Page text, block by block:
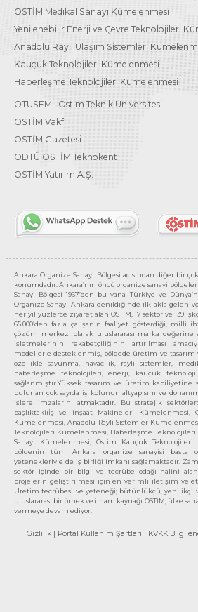
OSTİM Medikal Sanayi Kümelenmesi
Yenilenebilir Enerji ve Çevre Teknolojileri
Anadolu Raylı Ulaşım Sistemleri
Kauçuk Teknolojileri Kümelenmesi
Haberleşme Teknolojileri Kümelenmesi
OTÜSEM | Ostim Teknik Üniversitesi
OSTİM Vakfı
OSTİM Gazetesi
ODTÜ OSTİM Teknokent
OSTİM Yatırım A.Ş.
Ankara Organize Sanayi Bölgesi açısından diğer bir
konumdadır. Ankara’nın öncü organize sanayi
Sanayi Bölgesi 1967’den bu yana Türkiye ve
Organize Sanayi Ankara denildiğinde ilk akla gelen
her yıl yüzlerce ziyaret alan OSTİM, 17 sektör ve 139
65.000’den fazla çalışanın faaliyet gösterdiği, milli
çözüm merkezi olarak uluslararası marka değerine
işletmelerinin rekabetçiliğinin artırılması
modellerle desteklenmiş, bölgede üretim ve
özellikle savunma, havacılık, raylı sistemler,
haberleşme teknolojileri, enerji, kauçuk
sağlanmıştır.Yüksek tasarım ve üretim
bulunan çok sayıda iş kolunun altyapısını ve
işlere imzalarını atmaktadır. Bu stratejik
başlıktaki(İş ve inşaat Makineleri Kümelenmesi,
Kümelenmesi, Anadolu Raylı Sistemler
Teknolojileri Kümelenmesi, Haberleşme
Sanayi Kümelenmesi, Ostim Kauçuk
bölgenin tüm Ankara organize sanayisi başta
yetenekleriyle de iş birliği imkanı sağlamaktadır.
sektör içinde bir bilgi ve tecrübe odağı halini
projelerin geliştirilmesi için en verimli iletişim ve
Üretim tecrübesi ve yeteneği; bütünlükçü, yenilikçi
uluslararası bir örnek ve ilham kaynağı OSTİM, ülke
vermeye devam ediyor.
Gizlilik | Portal Kullanım Şartları | KVKK